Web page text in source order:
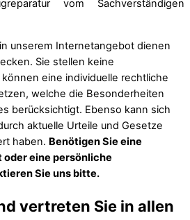
vom Sachverständigen
unserem Internetangebot dienen
Sie stellen keine
eine individuelle rechtliche
welche die Besonderheiten
berücksichtigt. Ebenso kann sich
aktuelle Urteile und Gesetze
haben. Benötigen Sie eine
eine persönliche
Sie uns bitte.
vertreten Sie in allen